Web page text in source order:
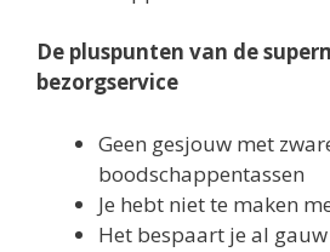
De pluspunten van de
bezorgservice
Geen gesjouw met
boodschappentassen
Je hebt niet te maken
Het bespaart je al